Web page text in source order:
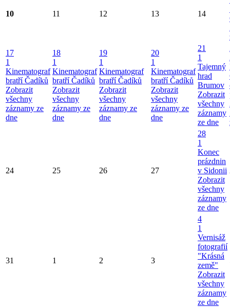
10 11 12 13 14
17
1
Kinematograf
bratří Čadíků
Zobrazit
všechny
záznamy ze
dne
18
1
Kinematograf
bratří Čadíků
Zobrazit
všechny
záznamy ze
dne
19
1
Kinematograf
bratří Čadíků
Zobrazit
všechny
záznamy ze
dne
20
1
Kinematograf
bratří Čadíků
Zobrazit
všechny
záznamy ze
dne
21
1
Tajemný
hrad
Brumov
Zobrazit
všechny
záznamy
ze dne
24 25 26 27
28
1
Konec
prázdnin
v Sidonii
Zobrazit
všechny
záznamy
ze dne
31 1 2 3
4
1
Vernisáž
fotografií
"Krásná
země"
Zobrazit
všechny
záznamy
ze dne